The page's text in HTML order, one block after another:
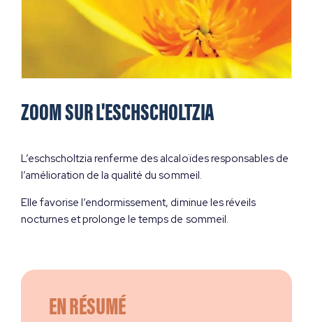
ZOOM SUR L'ESCHSCHOLTZIA
L’eschscholtzia renferme des alcaloïdes responsables de
l’amélioration de la qualité du sommeil.
Elle favorise l’endormissement, diminue les réveils
nocturnes et prolonge le temps de sommeil.
EN RÉSUMÉ